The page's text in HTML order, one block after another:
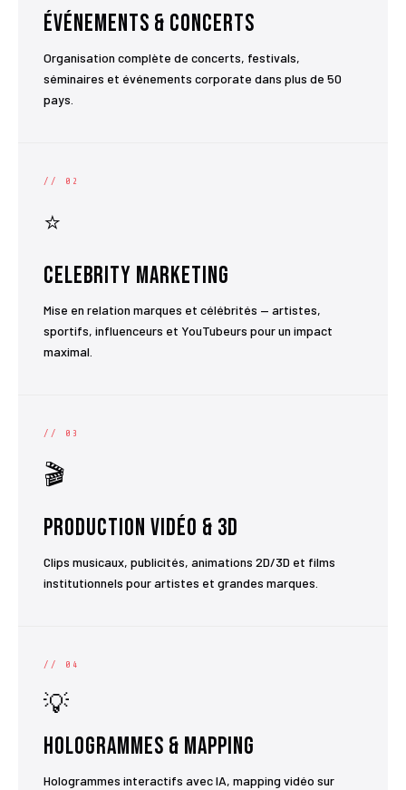
Événements & Concerts
Organisation complète de concerts, festivals,
séminaires et événements corporate dans plus de 50
pays.
// 02
⭐
Celebrity Marketing
Mise en relation marques et célébrités — artistes,
sportifs, influenceurs et YouTubeurs pour un impact
maximal.
// 03
🎬
Production Vidéo & 3D
Clips musicaux, publicités, animations 2D/3D et films
institutionnels pour artistes et grandes marques.
// 04
💡
Hologrammes & Mapping
Hologrammes interactifs avec IA, mapping vidéo sur